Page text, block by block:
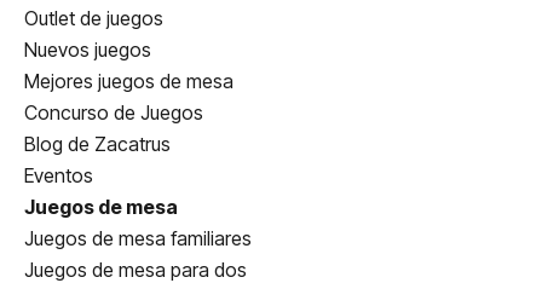
Outlet de juegos
Nuevos juegos
Mejores juegos de mesa
Concurso de Juegos
Blog de Zacatrus
Eventos
Juegos de mesa
Juegos de mesa familiares
Juegos de mesa para dos